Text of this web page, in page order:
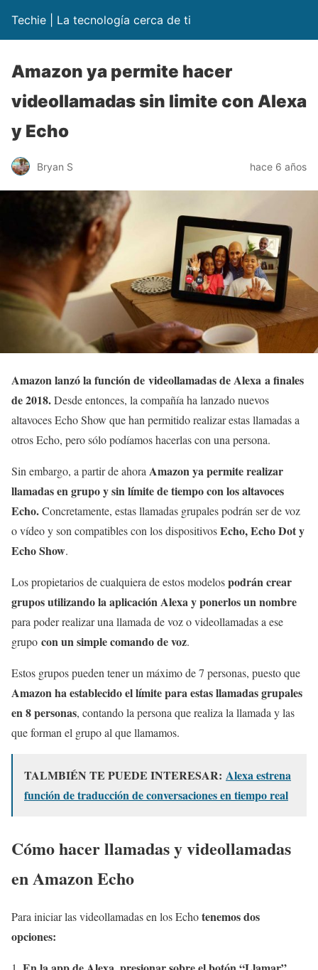
Techie | La tecnología cerca de ti
Amazon ya permite hacer
videollamadas sin limite con Alexa
y Echo
Bryan S hace 6 años
Amazon lanzó la función de videollamadas de Alexa a finales
de 2018.Desde entonces, la compañía ha lanzado nuevos
altavoces Echo Show que han permitido realizar estas llamadas a
otros Echo, pero sólo podíamos hacerlas con una persona.
Sin embargo, a partir de ahora Amazon ya permite realizar
llamadas en grupo y sin límite de tiempo con los altavoces
Echo.Concretamente, estas llamadas grupales podrán ser de voz
o vídeo y son compatibles con los dispositivosEcho, Echo Dot y
Echo Show.
Los propietarios de cualquiera de estos modelospodrán crear
grupos utilizando la aplicación Alexa y ponerlos un nombre
para poder realizar una llamada de voz o videollamadas a ese
grupo con un simple comando de voz.
Estos grupos pueden tener un máximo de 7 personas, puesto que
Amazon ha establecido el límite para estas llamadas grupales
en 8 personas, contando la persona que realiza la llamada y las
que forman el grupo al que llamamos.
TALMBIÉN TE PUEDE INTERESAR: Alexa estrena
función de traducción de conversaciones en tiempo real
Cómo hacer llamadas y videollamadas
en Amazon Echo
Para iniciar las videollamadas en los Echotenemos dos
opciones: